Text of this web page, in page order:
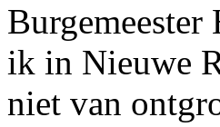
Burgemeester
ik in Nieuwe
niet van